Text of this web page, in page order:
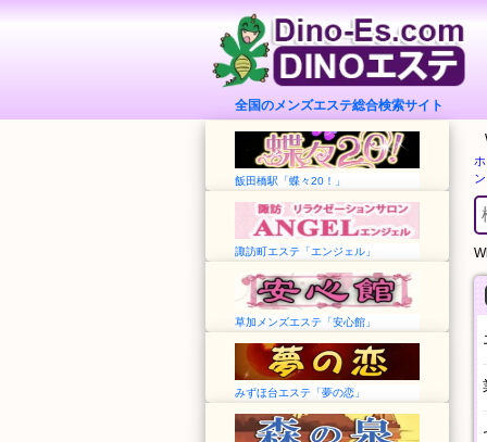
全国のメンズエステ総合検索サイト
飯田橋駅「蝶々20！」
諏訪町エステ「エンジェル」
草加メンズエステ「安心館」
みずほ台エステ「夢の恋」